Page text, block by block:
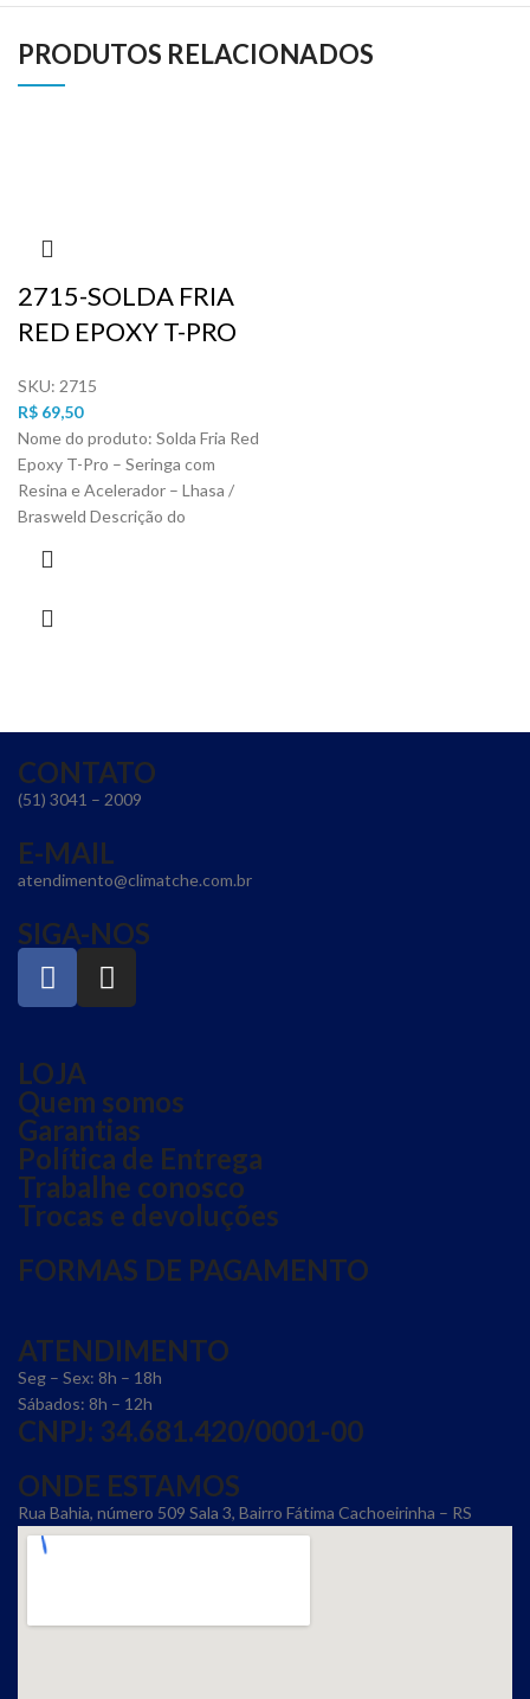
PRODUTOS RELACIONADOS
2715-SOLDA FRIA
RED EPOXY T-PRO
SKU: 2715
R$ 69,50
Nome do produto: Solda Fria Red
Epoxy T-Pro – Seringa com
Resina e Acelerador – Lhasa /
Brasweld Descrição do
CONTATO
(51) 3041 – 2009
E-MAIL
atendimento@climatche.com.br
SIGA-NOS
LOJA
Quem somos
Garantias
Política de Entrega
Trabalhe conosco
Trocas e devoluções
FORMAS DE PAGAMENTO
ATENDIMENTO
Seg – Sex: 8h – 18h
Sábados: 8h – 12h
CNPJ: 34.681.420/0001-00
ONDE ESTAMOS
Rua Bahia, número 509 Sala 3, Bairro Fátima Cachoeirinha – RS